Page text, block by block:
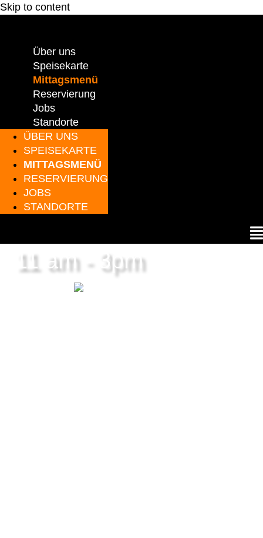
Skip to content
Über uns
Speisekarte
Mittagsmenü
Reservierung
Jobs
Standorte
ÜBER UNS
SPEISEKARTE
MITTAGSMENÜ
RESERVIERUNG
JOBS
STANDORTE
11 am - 3pm